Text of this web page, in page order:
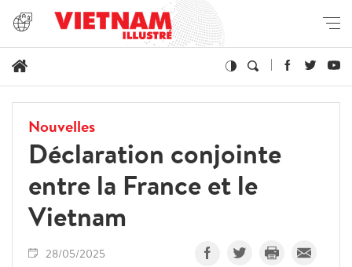
Nouvelles
Déclaration conjointe
entre la France et le
Vietnam
28/05/2025